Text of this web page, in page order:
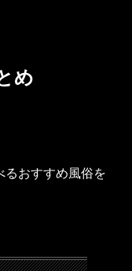
め
るおすすめ風俗を